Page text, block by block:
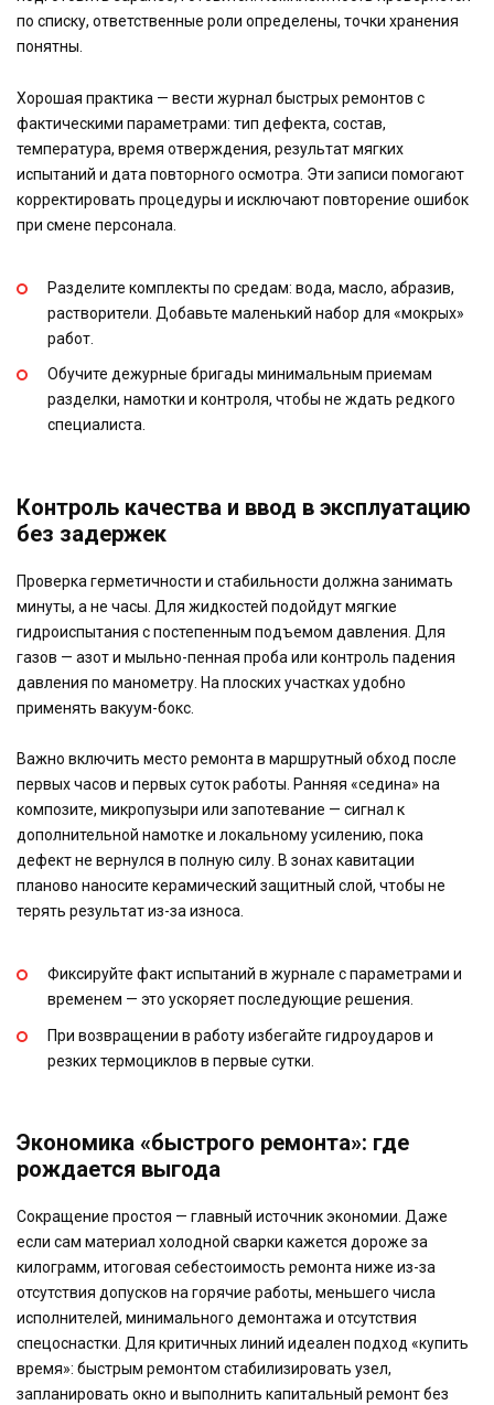
по списку, ответственные роли определены, точки хранения
понятны.
Хорошая практика — вести журнал быстрых ремонтов с
фактическими параметрами: тип дефекта, состав,
температура, время отверждения, результат мягких
испытаний и дата повторного осмотра. Эти записи помогают
корректировать процедуры и исключают повторение ошибок
при смене персонала.
Разделите комплекты по средам: вода, масло, абразив,
растворители. Добавьте маленький набор для «мокрых»
работ.
Обучите дежурные бригады минимальным приемам
разделки, намотки и контроля, чтобы не ждать редкого
специалиста.
Контроль качества и ввод в эксплуатацию
без задержек
Проверка герметичности и стабильности должна занимать
минуты, а не часы. Для жидкостей подойдут мягкие
гидроиспытания с постепенным подъемом давления. Для
газов — азот и мыльно-пенная проба или контроль падения
давления по манометру. На плоских участках удобно
применять вакуум-бокс.
Важно включить место ремонта в маршрутный обход после
первых часов и первых суток работы. Ранняя «седина» на
композите, микропузыри или запотевание — сигнал к
дополнительной намотке и локальному усилению, пока
дефект не вернулся в полную силу. В зонах кавитации
планово наносите керамический защитный слой, чтобы не
терять результат из-за износа.
Фиксируйте факт испытаний в журнале с параметрами и
временем — это ускоряет последующие решения.
При возвращении в работу избегайте гидроударов и
резких термоциклов в первые сутки.
Экономика «быстрого ремонта»: где
рождается выгода
Сокращение простоя — главный источник экономии. Даже
если сам материал холодной сварки кажется дороже за
килограмм, итоговая себестоимость ремонта ниже из-за
отсутствия допусков на горячие работы, меньшего числа
исполнителей, минимального демонтажа и отсутствия
спецоснастки. Для критичных линий идеален подход «купить
время»: быстрым ремонтом стабилизировать узел,
запланировать окно и выполнить капитальный ремонт без